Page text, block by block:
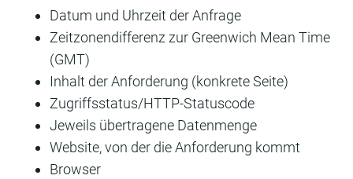
Datum und Uhrzeit der Anfrage
Zeitzonendifferenz zur Greenwich Mean Time
(GMT)
Inhalt der Anforderung (konkrete Seite)
Zugriffsstatus/HTTP-Statuscode
Jeweils übertragene Datenmenge
Website, von der die Anforderung kommt
Browser